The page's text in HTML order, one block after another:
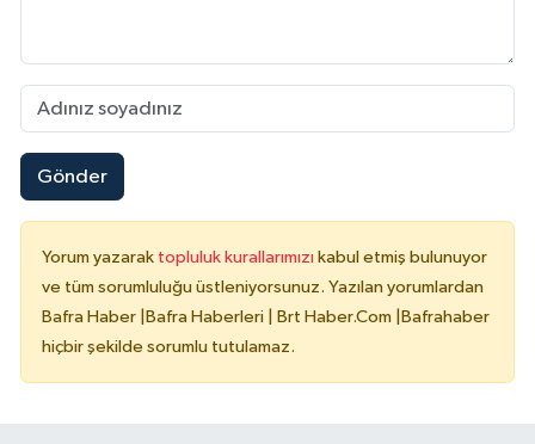
Gönder
Yorum yazarak topluluk kurallarımızı kabul etmiş bulunuyor
ve tüm sorumluluğu üstleniyorsunuz. Yazılan yorumlardan
Bafra Haber |Bafra Haberleri | Brt Haber.Com |Bafrahaber
hiçbir şekilde sorumlu tutulamaz.